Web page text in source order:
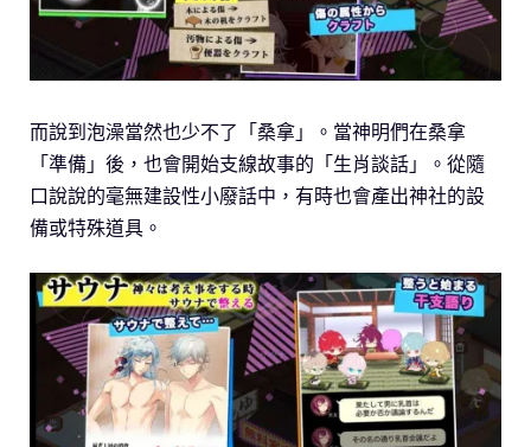
而說到泡澡當然也少不了「桑拿」。當神明們在桑拿
「準備」後，也會開始支線故事的「生肖談話」。從隨
口說說的毫無建設性小廢話中，有時也會產出神社的設
備或特殊道具。